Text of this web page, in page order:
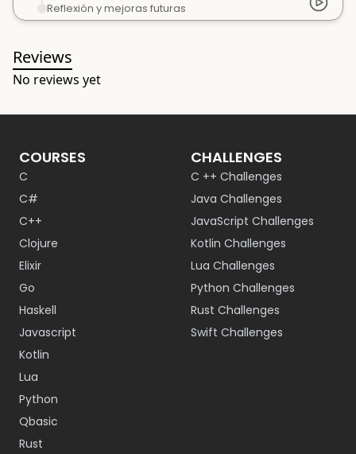
Reflexión y mejoras futuras
Reviews
No reviews yet
COURSES
C
C#
C++
Clojure
Elixir
Go
Haskell
Javascript
Kotlin
Lua
Python
Qbasic
Rust
CHALLENGES
C ++ Challenges
Java Challenges
JavaScript Challenges
Kotlin Challenges
Lua Challenges
Python Challenges
Rust Challenges
Swift Challenges